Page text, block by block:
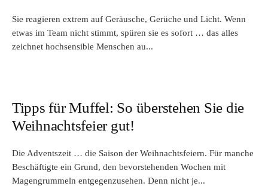
Sie reagieren extrem auf Geräusche, Gerüche und Licht. Wenn
etwas im Team nicht stimmt, spüren sie es sofort … das alles
zeichnet hochsensible Menschen au...
Tipps für Muffel: So überstehen Sie die
Weihnachtsfeier gut!
Die Adventszeit … die Saison der Weihnachtsfeiern. Für manche
Beschäftigte ein Grund, den bevorstehenden Wochen mit
Magengrummeln entgegenzusehen. Denn nicht je...